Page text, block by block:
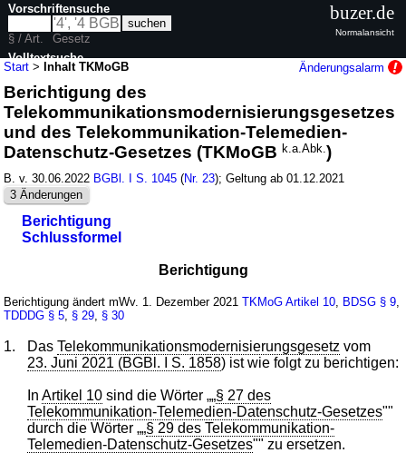
Start >Inhalt TKMoGB Änderungsalarm
Berichtigung des
Telekommunikationsmodernisierungsgesetzes
und des Telekommunikation-Telemedien-
Datenschutz-Gesetzes (TKMoGBk.a.Abk.)
B. v. 30.06.2022 BGBl. I S. 1045 (Nr. 23); Geltung ab 01.12.2021
3 Änderungen
Berichtigung
Schlussformel
Berichtigung
Berichtigung ändert mWv. 1. Dezember 2021TKMoG Artikel 10 BDSG § 9
TDDDG § 5 § 29 § 30
1. DasTelekommunikationsmodernisierungsgesetz vom
23. Juni 2021 (BGBl. I S. 1858) ist wie folgt zu berichtigen:
InArtikel 10 sind die Wörter „„§ 27 des
Telekommunikation-Telemedien-Datenschutz-Gesetzes""
durch die Wörter „„§ 29 des Telekommunikation-
Telemedien-Datenschutz-Gesetzes"" zu ersetzen.
Vorschriftensuche
§ / Art.
Gesetz
Volltextsuche
nur in TKMoGB
buzer.de
Normalansicht